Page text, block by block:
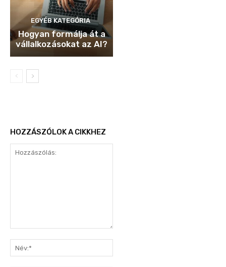
EGYÉB KATEGÓRIA
Hogyan formálja át a
vállalkozásokat az AI?
HOZZÁSZÓLOK A CIKKHEZ